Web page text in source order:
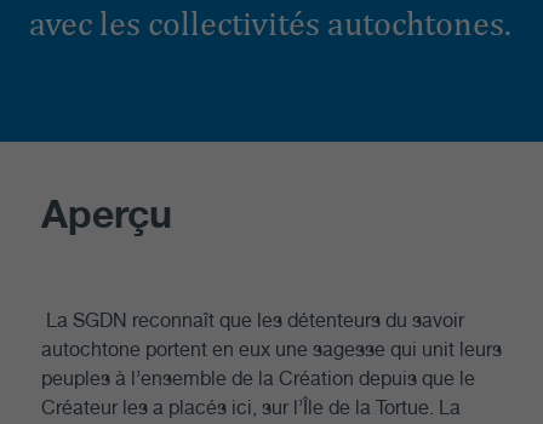
avec les collectivités autochtones.
Aperçu
La SGDN reconnaît que les détenteurs du savoir
autochtone portent en eux une sagesse qui unit leurs
peuples à l’ensemble de la Création depuis que le
Créateur les a placés ici, sur l’Île de la Tortue. La